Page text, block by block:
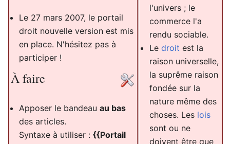
Le 27 mars 2007, le portail
droit nouvelle version est mis
en place. N'hésitez pas à
participer !
À faire
Apposer le bandeau au bas
des articles.
Syntaxe à utiliser : {{Portail
l'univers ; le
commerce l'a
rendu sociable.
Le droit est la
raison universelle,
la suprême raison
fondée sur la
nature même des
choses. Les lois
sont ou ne
doivent être que